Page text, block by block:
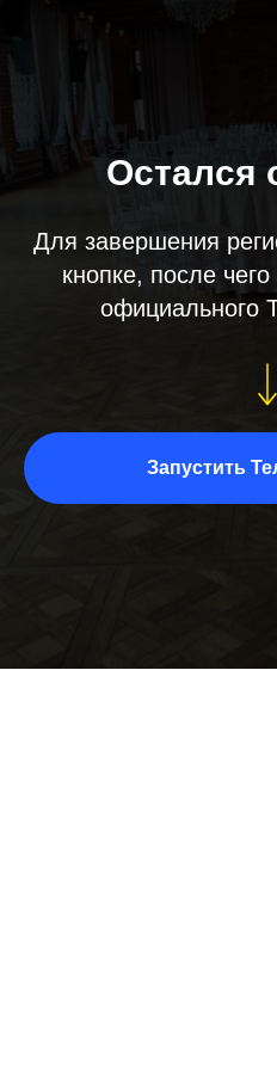
Остался
Для завершения
кнопке, после
официального
Запустить